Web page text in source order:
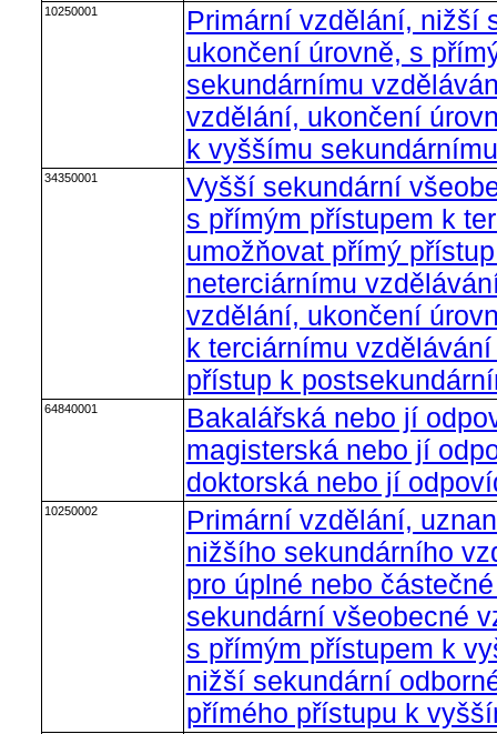
10250001
Primární vzdělání, nižší
ukončení úrovně, s
sekundárnímu
vzdělání, ukončení
k vyššímu
34350001
Vyšší sekundární
s přímým přístupem k
umožňovat přímý
neterciárnímu
vzdělání, ukončení
k terciárnímu
přístup k
64840001
Bakalářská nebo jí
magisterská nebo jí
doktorská nebo jí
10250002
Primární vzdělání,
nižšího sekundárního
pro úplné nebo
sekundární všeobecné
s přímým přístupem k
nižší sekundární
přímého přístupu k